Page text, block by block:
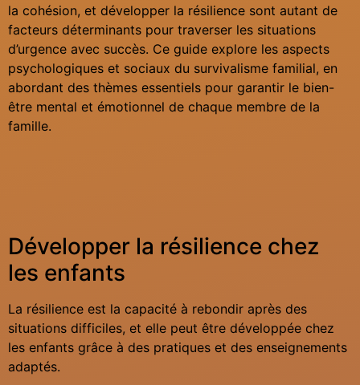
la cohésion, et développer la résilience sont autant de
facteurs déterminants pour traverser les situations
d’urgence avec succès. Ce guide explore les aspects
psychologiques et sociaux du survivalisme familial, en
abordant des thèmes essentiels pour garantir le bien-
être mental et émotionnel de chaque membre de la
famille.
Développer la résilience chez
les enfants
La résilience est la capacité à rebondir après des
situations difficiles, et elle peut être développée chez
les enfants grâce à des pratiques et des enseignements
adaptés.